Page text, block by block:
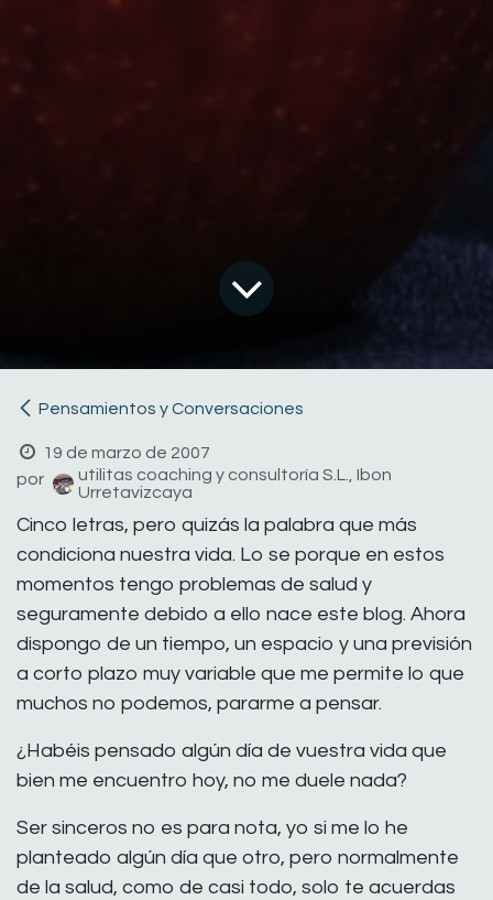
Pensamientos y Conversaciones
19 de marzo de 2007
por
utilitas coaching y consultoría S.L., Ibon
Urretavizcaya
Cinco letras, pero quizás la palabra que más
condiciona nuestra vida. Lo se porque en estos
momentos tengo problemas de salud y
seguramente debido a ello nace este blog. Ahora
dispongo de un tiempo, un espacio y una previsión
a corto plazo muy variable que me permite lo que
muchos no podemos, pararme a pensar.
¿Habéis pensado algún día de vuestra vida que
bien me encuentro hoy, no me duele nada?
Ser sinceros no es para nota, yo si me lo he
planteado algún día que otro, pero normalmente
de la salud, como de casi todo, solo te acuerdas